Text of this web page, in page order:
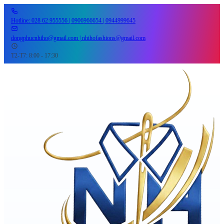
Hotline: 028 62 955556 | 0906966654 | 0944999645
dongphucnhiho@gmail.com | nhihofashions@gmail.com
T2-T7: 8:00 - 17:30